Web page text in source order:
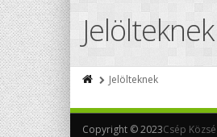
Jelölteknek
Jelölteknek
Copyright © 2023Csép